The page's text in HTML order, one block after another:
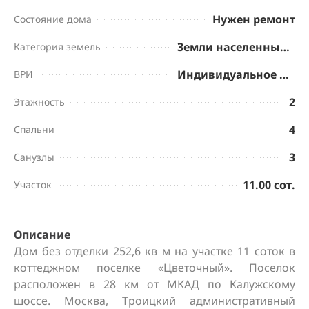
Состояние дома Нужен ремонт
Категория земель Земли населенных пунктов
ВРИ Индивидуальное жилищное строительство
Этажность 2
Спальни 4
Санузлы 3
Участок 11.00 сот.
Описание
Дом без отделки 252,6 кв м на участке 11 соток в
коттеджном поселке «Цветочный». Поселок
расположен в 28 км от МКАД по Калужскому
шоссе. Москва, Троицкий административный